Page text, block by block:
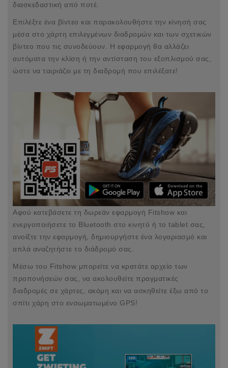
διασκεδαστική από ποτέ.
Επιλέξτε ένα βίντεο και παρακολουθήστε την κίνησή σας
μέσα στο χάρτη επιλεγμένων διαδρομών και των σχετικών
βίντεο που τις συνοδεύουν. Η εφαρμογή θα αλλάζει
αυτόματα την κλίση ή την αντίσταση του εξοπλισμού σας,
ώστε να ταιριάζει με τη διαδρομή που επιλέξατε!
Αφού κατεβάσετε τη δωρεάν εφαρμογή Fitshow και
ενεργοποιήσετε το Bluetooth στο κινητό ή το tablet σας,
ανοίξτε την εφαρμογή, δημιουργήστε ένα λογαριασμό και
απλά αναζητήστε το διάδρομό σας.
Μέσω του Fitshow μπορείτε να κρατάτε αρχείο των
προπονήσεών σας, να ακολουθείτε πραγματικές
διαδρομές σε χάρτες, ακόμη και να ασκηθείτε έξω από το
σπίτι χάρη στο ενσωματωμένο GPS!